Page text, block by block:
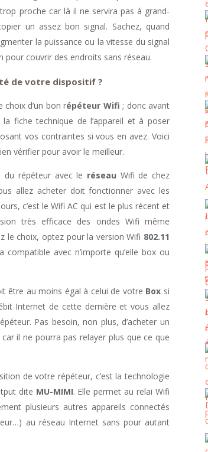
proche car là il ne servira pas à grand-
un assez bon signal. Sachez, quand
la puissance ou la vitesse du signal
couvrir des endroits sans réseau.
de votre dispositif ?
d’un bon répéteur Wifi ; donc avant
fiche technique de l’appareil et à poser
vos contraintes si vous en avez. Voici
vérifier pour avoir le meilleur.
du répéteur avec le réseau Wifi de chez
allez acheter doit fonctionner avec les
c’est le Wifi AC qui est le plus récent et
très efficace des ondes Wifi même
le choix, optez pour la version Wifi 802.11
avec n’importe qu’elle box ou
être au moins égal à celui de votre Box si
Internet de cette dernière et vous allez
Pas besoin, non plus, d’acheter un
il ne pourra pas relayer plus que ce que
de votre répéteur, c’est la technologie
dite MU-MIMI. Elle permet au relai Wifi
plusieurs autres appareils connectés
au réseau Internet sans pour autant